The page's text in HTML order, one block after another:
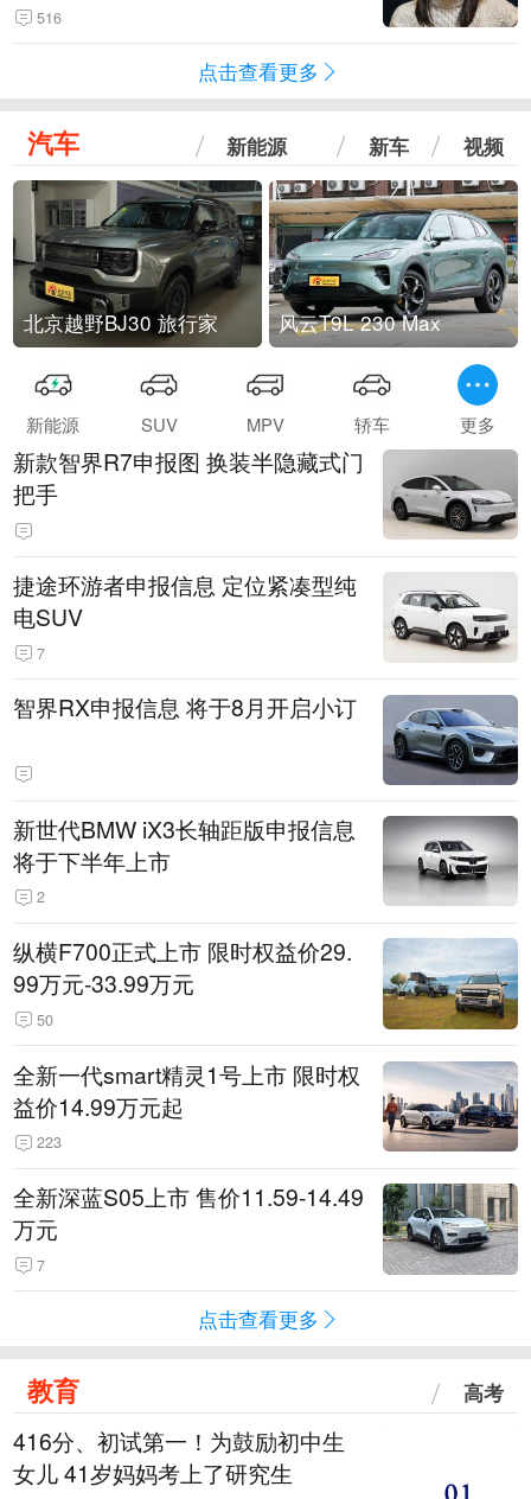
516
点击查看更多
汽车 新能源 新车 视频
北京越野BJ30 旅行家 风云T9L 230 Max
新能源 SUV MPV 轿车 更多
新款智界R7申报图 换装半隐藏式门
把手
捷途环游者申报信息 定位紧凑型纯
电SUV
7
智界RX申报信息 将于8月开启小订
新世代BMW iX3长轴距版申报信息
将于下半年上市
2
纵横F700正式上市 限时权益价29.
99万元-33.99万元
50
全新一代smart精灵1号上市 限时权
益价14.99万元起
223
全新深蓝S05上市 售价11.59-14.49
万元
7
点击查看更多
教育 高考
416分、初试第一！为鼓励初中生
女儿 41岁妈妈考上了研究生